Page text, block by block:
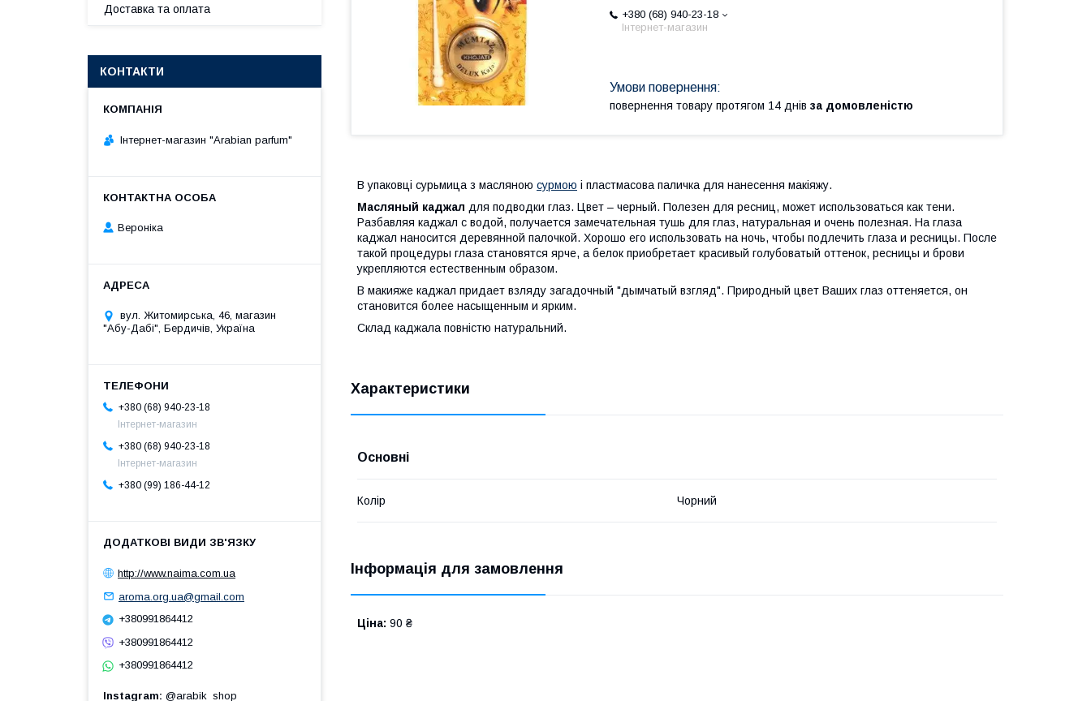
+380 (68) 940-23-18
Інтернет-магазин
повернення товару протягом 14 днів за домовленістю
В упаковці сурьмица з масляною сурмою і пластмасова паличка для нанесення макіяжу.
Масляный каджал для подводки глаз. Цвет – черный. Полезен для ресниц, может использоваться как тени.
Разбавляя каджал с водой, получается замечательная тушь для глаз, натуральная и очень полезная. На глаза
каджал наносится деревянной палочкой. Хорошо его использовать на ночь, чтобы подлечить глаза и ресницы. После
такой процедуры глаза становятся ярче, а белок приобретает красивый голубоватый оттенок, ресницы и брови
укрепляются естественным образом.
В макияже каджал придает взляду загадочный "дымчатый взгляд". Природный цвет Ваших глаз оттеняется, он
становится более насыщенным и ярким.
Склад каджала повністю натуральний.
Характеристики
Основні
Колір Чорний
Інформація для замовлення
Ціна: 90 ₴
Доставка та оплата
КОНТАКТИ
Інтернет-магазин "Arabian parfum"
Вероніка
вул. Житомирська, 46, магазин
"Абу-Дабі", Бердичів, Україна
+380 (68) 940-23-18
Інтернет-магазин
+380 (68) 940-23-18
Інтернет-магазин
+380 (99) 186-44-12
http://www.naima.com.ua
aroma.org.ua@gmail.com
+380991864412
+380991864412
+380991864412
Instagram @arabik_shop